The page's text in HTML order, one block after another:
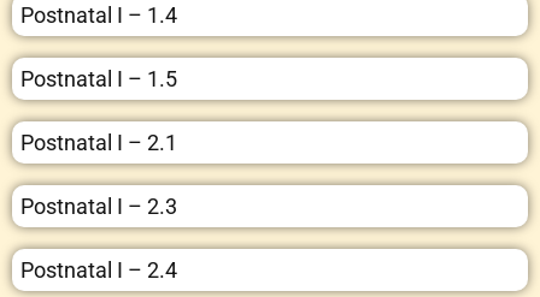
Postnatal I – 1.4
Postnatal I – 1.5
Postnatal I – 2.1
Postnatal I – 2.3
Postnatal I – 2.4